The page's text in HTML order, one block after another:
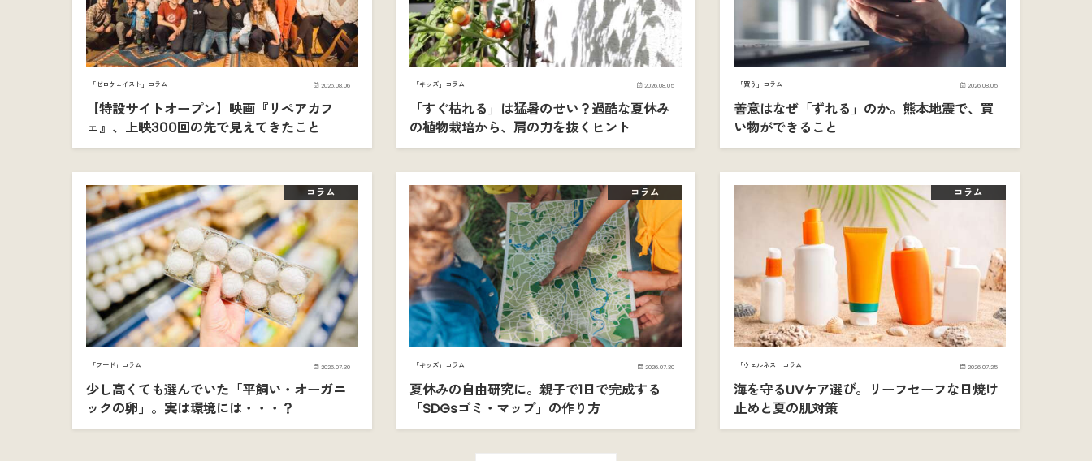
「ゼロウェイスト」コラム 2026.08.06
【特設サイトオープン】映画『リペアカフ
ェ』、上映300回の先で見えてきたこと
「キッズ」コラム 2026.08.05
「すぐ枯れる」は猛暑のせい？過酷な夏休み
の植物栽培から、肩の力を抜くヒント
「買う」コラム 2026.08.05
善意はなぜ「ずれる」のか。熊本地震で、買
い物ができること
コラム
「フード」コラム 2026.07.30
少し高くても選んでいた「平飼い・オーガニ
ックの卵」。実は環境には・・・？
コラム
「キッズ」コラム 2026.07.30
夏休みの自由研究に。親子で1日で完成する
「SDGsゴミ・マップ」の作り方
コラム
「ウェルネス」コラム 2026.07.25
海を守るUVケア選び。リーフセーフな日焼け
止めと夏の肌対策